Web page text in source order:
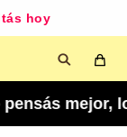
hoy
lo